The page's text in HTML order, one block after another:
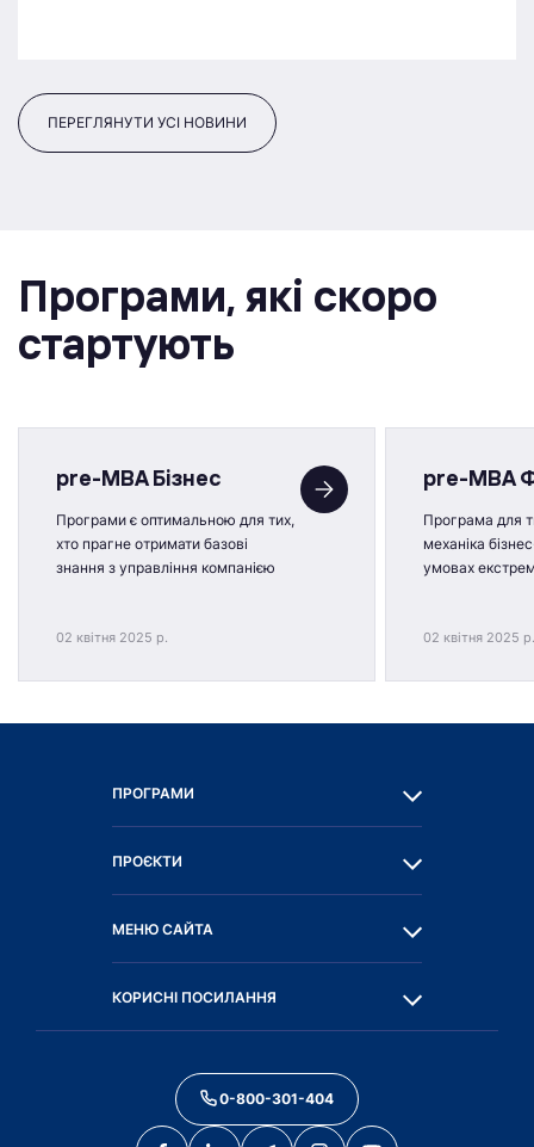
ПЕРЕГЛЯНУТИ УСІ НОВИНИ
Програми, якi скоро
стартують
pre-MBA Бізнес
Програми є оптимальною для тих,
хто прагне отримати базові
знання з управління компанією
02 квітня 2025 р.
pre-MBA
Програма для
механіка
умовах
02 квітня 2025 р.
ПРОГРАМИ
ПРОЄКТИ
МЕНЮ САЙТА
КОРИСНІ ПОСИЛАННЯ
0-800-301-404